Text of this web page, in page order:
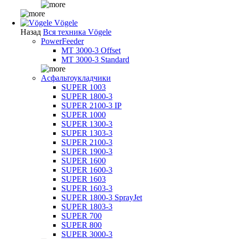
Vögele
Назад Вся техника Vögele
PowerFeeder
MT 3000-3 Offset
MT 3000-3 Standard
Асфальтоукладчики
SUPER 1003
SUPER 1800-3
SUPER 2100-3 IP
SUPER 1000
SUPER 1300-3
SUPER 1303-3
SUPER 2100-3
SUPER 1900-3
SUPER 1600
SUPER 1600-3
SUPER 1603
SUPER 1603-3
SUPER 1800-3 SprayJet
SUPER 1803-3
SUPER 700
SUPER 800
SUPER 3000-3